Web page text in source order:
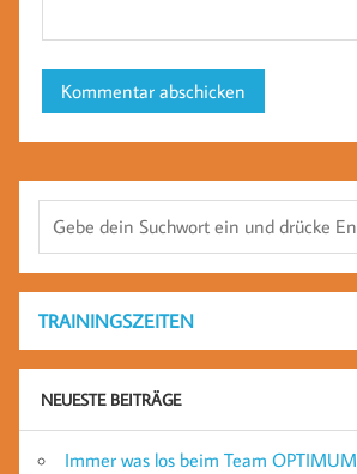
TRAININGSZEITEN
NEUESTE BEITRÄGE
Immer was los beim Team OPTIMUM